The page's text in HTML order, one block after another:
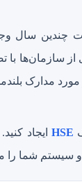
چندین سال
سازمان‌ها با
مدارک
HSE ایجاد
و سیستم شما